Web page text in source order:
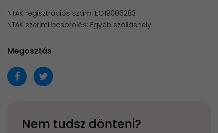
NTAK regisztrációs szám: EG19006283
NTAK szerinti besorolás: Egyéb szálláshely
Megosztás
Nem tudsz dönteni?